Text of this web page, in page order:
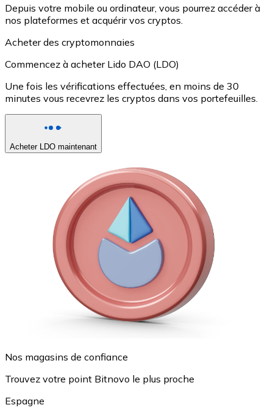
Depuis votre mobile ou ordinateur, vous pourrez accéder à
nos plateformes et acquérir vos cryptos.
Acheter des cryptomonnaies
Commencez à acheter Lido DAO (LDO)
Une fois les vérifications effectuées, en moins de 30
minutes vous recevrez les cryptos dans vos portefeuilles.
Acheter LDO maintenant
Nos magasins de confiance
Trouvez votre point Bitnovo le plus proche
Espagne